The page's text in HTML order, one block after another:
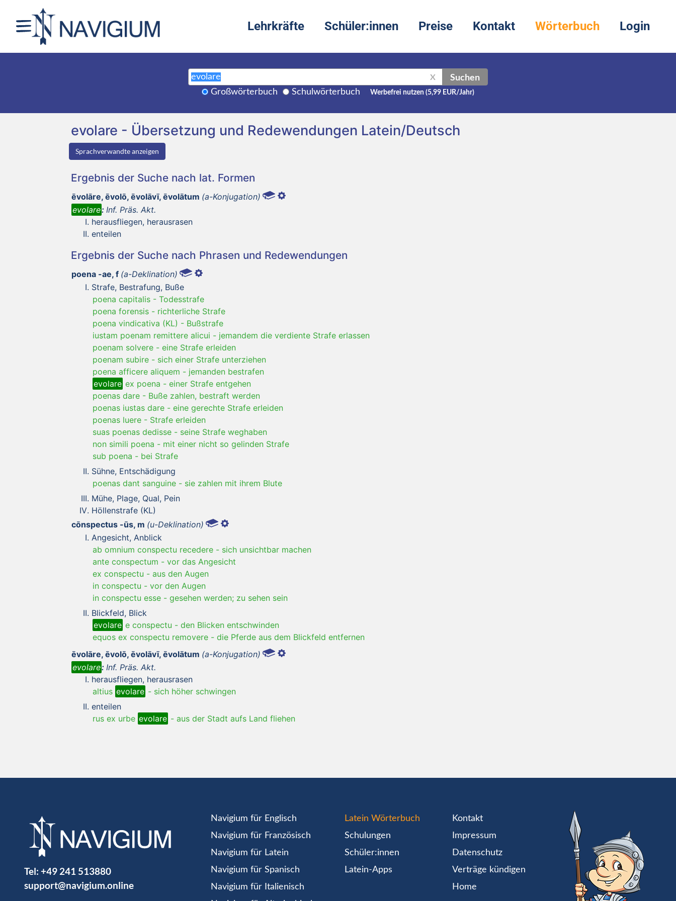
Lehrkräfte Schüler:innen Preise Kontakt Wörterbuch Login
X Suchen
Großwörterbuch Schulwörterbuch Werbefrei nutzen (5,99 EUR/Jahr)
evolare - Übersetzung und Redewendungen Latein/Deutsch
Sprachverwandte anzeigen
Ergebnis der Suche nach lat. Formen
ēvolāre, ēvolō, ēvolāvī, ēvolātum (a-Konjugation)
evolare: Inf. Präs. Akt.
herausfliegen, herausrasen
enteilen
Ergebnis der Suche nach Phrasen und Redewendungen
poena -ae, f (a-Deklination)
Strafe, Bestrafung, Buße
poena capitalis - Todesstrafe
poena forensis - richterliche Strafe
poena vindicativa (KL) - Bußstrafe
iustam poenam remittere alicui - jemandem die verdiente Strafe erlassen
poenam solvere - eine Strafe erleiden
poenam subire - sich einer Strafe unterziehen
poena afficere aliquem - jemanden bestrafen
evolare ex poena - einer Strafe entgehen
poenas dare - Buße zahlen, bestraft werden
poenas iustas dare - eine gerechte Strafe erleiden
poenas luere - Strafe erleiden
suas poenas dedisse - seine Strafe weghaben
non simili poena - mit einer nicht so gelinden Strafe
sub poena - bei Strafe
Sühne, Entschädigung
poenas dant sanguine - sie zahlen mit ihrem Blute
Mühe, Plage, Qual, Pein
Höllenstrafe (KL)
cōnspectus -ūs, m (u-Deklination)
Angesicht, Anblick
ab omnium conspectu recedere - sich unsichtbar machen
ante conspectum - vor das Angesicht
ex conspectu - aus den Augen
in conspectu - vor den Augen
in conspectu esse - gesehen werden; zu sehen sein
Blickfeld, Blick
evolare e conspectu - den Blicken entschwinden
equos ex conspectu removere - die Pferde aus dem Blickfeld entfernen
ēvolāre, ēvolō, ēvolāvī, ēvolātum (a-Konjugation)
evolare: Inf. Präs. Akt.
herausfliegen, herausrasen
altius evolare - sich höher schwingen
enteilen
rus ex urbe evolare - aus der Stadt aufs Land fliehen
Tel: +49 241 513880
support@navigium.online
Navigium für Englisch
Navigium für Französisch
Navigium für Latein
Navigium für Spanisch
Navigium für Italienisch
Latein Wörterbuch
Schulungen
Schüler:innen
Latein-Apps
Kontakt
Impressum
Datenschutz
Verträge kündigen
Home